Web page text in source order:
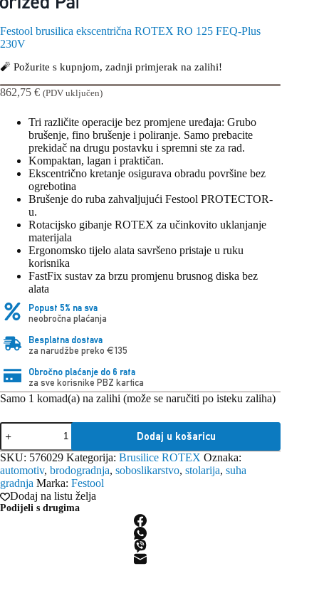
Festool brusilica ekscentrična ROTEX RO 125 FEQ-Plus
230V
🧨 Požurite s kupnjom, zadnji primjerak na zalihi!
862,75 € (PDV uključen)
Tri različite operacije bez promjene uređaja: Grubo
brušenje, fino brušenje i poliranje. Samo prebacite
prekidač na drugu postavku i spremni ste za rad.
Kompaktan, lagan i praktičan.
Ekscentrično kretanje osigurava obradu površine bez
ogrebotina
Brušenje do ruba zahvaljujući Festool PROTECTOR-
u.
Rotacijsko gibanje ROTEX za učinkovito uklanjanje
materijala
Ergonomsko tijelo alata savršeno pristaje u ruku
korisnika
FastFix sustav za brzu promjenu brusnog diska bez
alata
Popust 5% na sva
neobročna plaćanja
Besplatna dostava
za narudžbe preko €135
Obročno plaćanje do 6 rata
za sve korisnike PBZ kartica
Samo 1 komad(a) na zalihi (može se naručiti po isteku zaliha)
Festool
brusilica
ekscentrična
ROTEX
RO
125
FEQ-
Plus
Dodaj u košaricu
SKU: 576029 Kategorija: Brusilice ROTEX Oznaka:
automotiv, brodogradnja, soboslikarstvo, stolarija, suha
gradnja Marka: Festool
Dodaj na listu želja
Podijeli s drugima